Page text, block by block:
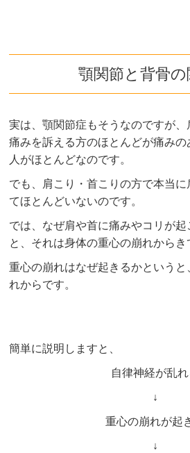
顎関節と背骨の
実は、顎関節症もそうなのですが
痛みを訴える方のほとんどが痛み
人がほとんどなのです。
でも、肩こり・首こりの方で本当
てほとんどいないのです。
では、なぜ肩や首に痛みやコリが
と、それは身体の重心の崩れからき
重心の崩れはなぜ起きるかという
れからです。
簡単に説明しますと、
自律神経が乱れ
↓
重心の崩れが起
↓